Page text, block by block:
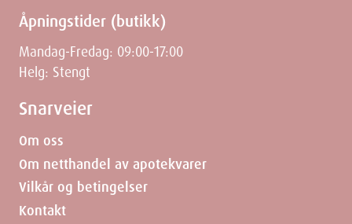
Åpningstider (butikk)
Mandag-Fredag: 09:00-17:00
Helg: Stengt
Snarveier
Om oss
Om netthandel av apotekvarer
Vilkår og betingelser
Kontakt